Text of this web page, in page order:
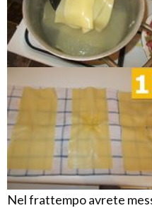
Nel frattempo avrete